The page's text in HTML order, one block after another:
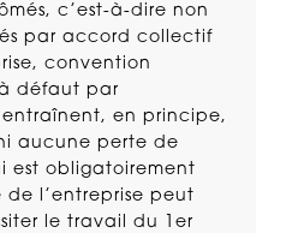
c’est-à-dire non
par accord collectif
convention
défaut par
en principe,
aucune perte de
est obligatoirement
de l’entreprise peut
le travail du 1er